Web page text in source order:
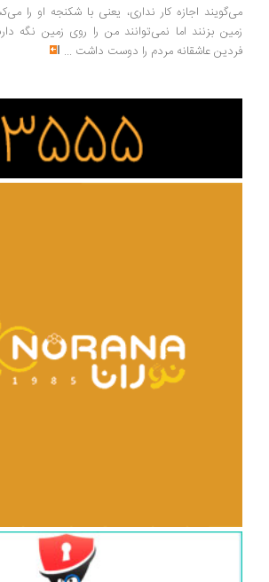
اجازه کار نداری، یعنی با شکنجه او را می‌کشند...
بزنند اما نمی‌توانند من را روی زمین نگه دارند،
عاشقانه مردم را دوست داشت ...